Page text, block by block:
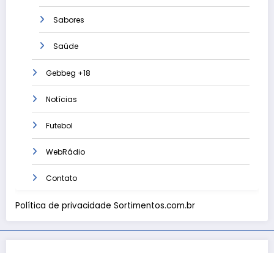
Sabores
Saúde
Gebbeg +18
Notícias
Futebol
WebRádio
Contato
Política de privacidade Sortimentos.com.br